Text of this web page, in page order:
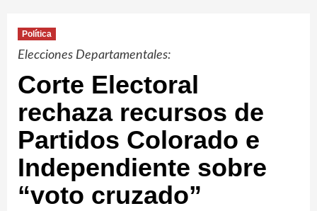
Política
Elecciones Departamentales:
Corte Electoral
rechaza recursos de
Partidos Colorado e
Independiente sobre
“voto cruzado”